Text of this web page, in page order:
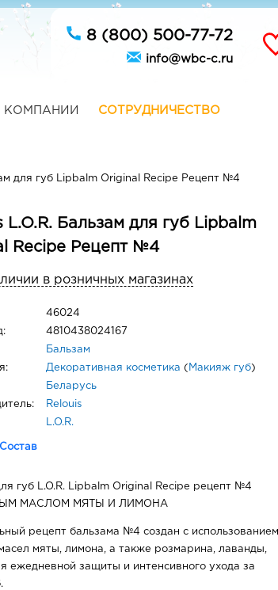
8 (800) 500-77-72
info@wbc-c.ru
КОМПАНИИ СОТРУДНИЧЕСТВО
для губ Lipbalm Original Recipe Рецепт №4
L.O.R. Бальзам для губ Lipbalm
Recipe Рецепт №4
в розничных магазинах
46024
4810438024167
Бальзам
Декоративная косметика ( Макияж губ)
Беларусь
Relouis
L.O.R.
Состав
губ L.O.R. Lipbalm Original Recipe рецепт №4
МАСЛОМ МЯТЫ И ЛИМОНА
рецепт бальзама №4 создан с использованием
мяты, лимона, а также розмарина, лаванды,
ежедневной защиты и интенсивного ухода за